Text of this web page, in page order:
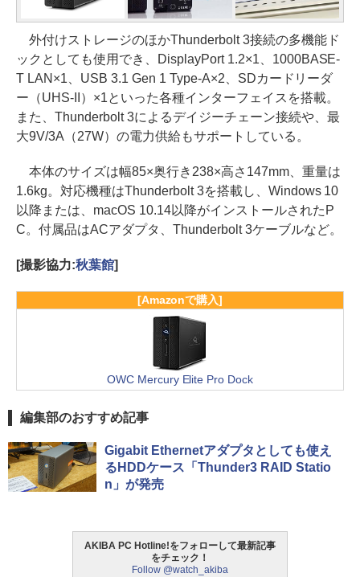
外付けストレージのほかThunderbolt 3接続の多機能ド
ックとしても使用でき、DisplayPort 1.2×1、1000BASE-
T LAN×1、USB 3.1 Gen 1 Type-A×2、SDカードリーダ
ー（UHS-II）×1といった各種インターフェイスを搭載。
また、Thunderbolt 3によるデイジーチェーン接続や、最
大9V/3A（27W）の電力供給もサポートしている。
本体のサイズは幅85×奥行き238×高さ147mm、重量は
1.6kg。対応機種はThunderbolt 3を搭載し、Windows 10
以降または、macOS 10.14以降がインストールされたP
C。付属品はACアダプタ、Thunderbolt 3ケーブルなど。
[撮影協力:秋葉館]
[Amazonで購入]
OWC Mercury Elite Pro Dock
編集部のおすすめ記事
Gigabit Ethernetアダプタとしても使え
るHDDケース「Thunder3 RAID Statio
n」が発売
AKIBA PC Hotline!をフォローして最新記事
をチェック！
Follow @watch_akiba